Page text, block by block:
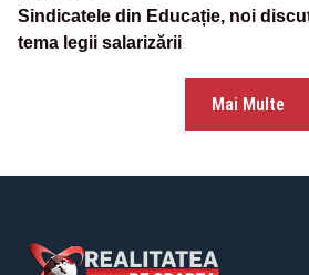
Sindicatele din Educație, noi
tema legii salarizării
Mai Multe